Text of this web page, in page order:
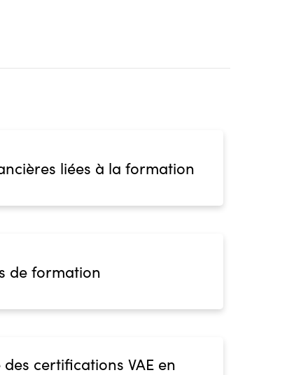
liées à la formation
de formation
certifications VAE en